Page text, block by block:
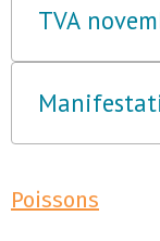
TVA
Poissons